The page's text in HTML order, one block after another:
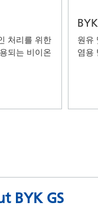
처리를 위한
되는 비이온
원유
염용
BYK GS